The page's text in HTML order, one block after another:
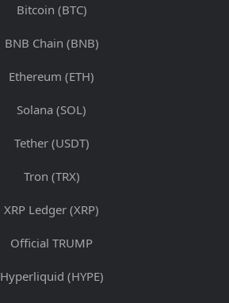
Bitcoin (BTC)
BNB Chain (BNB)
Ethereum (ETH)
Solana (SOL)
Tether (USDT)
Tron (TRX)
XRP Ledger (XRP)
Official TRUMP
Hyperliquid (HYPE)